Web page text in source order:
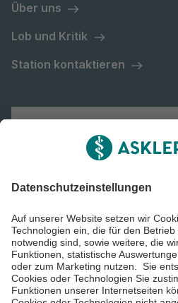
Über uns
Lob und Kritik
Station kontaktieren
Asklepios Gruppe